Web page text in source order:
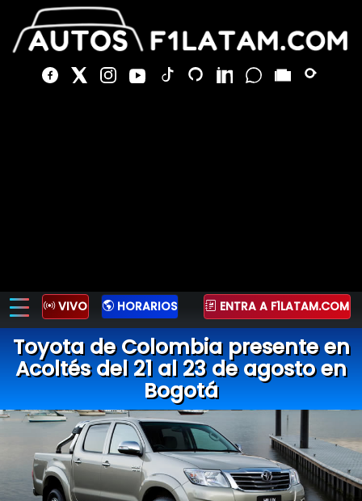
VIVO HORARIOS ENTRA A F1LATAM.COM
Toyota de Colombia presente en
Acoltés del 21 al 23 de agosto en
Bogotá